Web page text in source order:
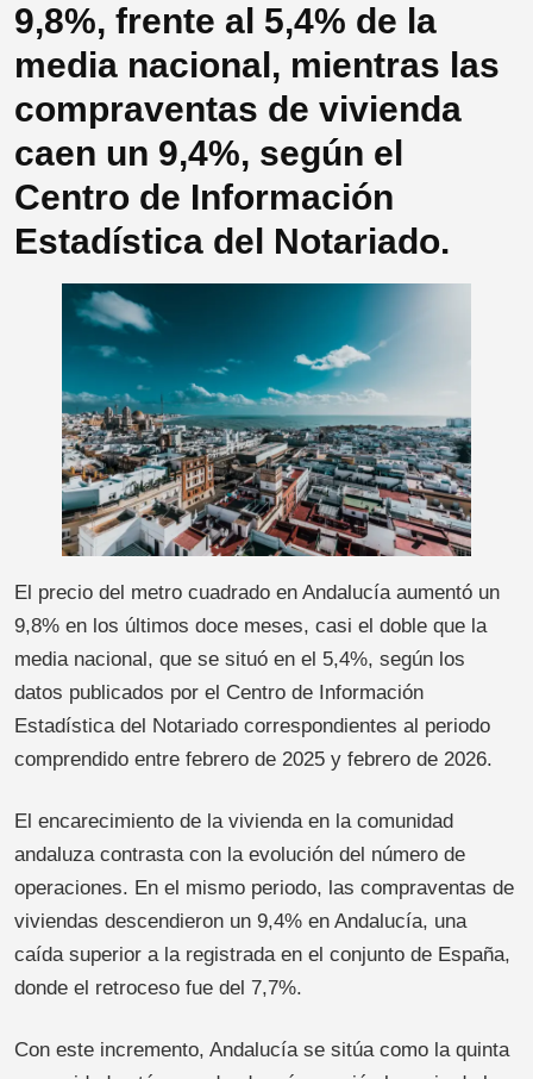
9,8%, frente al 5,4% de la
media nacional, mientras las
compraventas de vivienda
caen un 9,4%, según el
Centro de Información
Estadística del Notariado.
El precio del metro cuadrado en Andalucía aumentó un
9,8% en los últimos doce meses, casi el doble que la
media nacional, que se situó en el 5,4%, según los
datos publicados por el Centro de Información
Estadística del Notariado correspondientes al periodo
comprendido entre febrero de 2025 y febrero de 2026.
El encarecimiento de la vivienda en la comunidad
andaluza contrasta con la evolución del número de
operaciones. En el mismo periodo, las compraventas de
viviendas descendieron un 9,4% en Andalucía, una
caída superior a la registrada en el conjunto de España,
donde el retroceso fue del 7,7%.
Con este incremento, Andalucía se sitúa como la quinta